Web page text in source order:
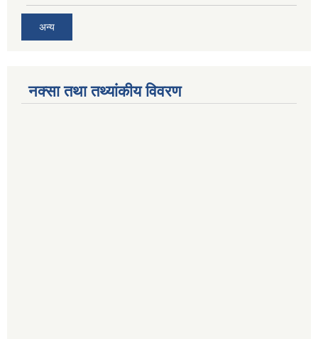
अन्य
नक्सा तथा तथ्यांकीय विवरण